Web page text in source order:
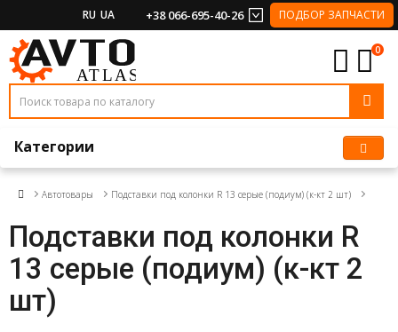
RU UA +38 066-695-40-26 ПОДБОР ЗАПЧАСТИ
0
Категории
Автотовары Подставки под колонки R 13 серые (подиум) (к-кт 2 шт)
Подставки под колонки R
13 серые (подиум) (к-кт 2
шт)